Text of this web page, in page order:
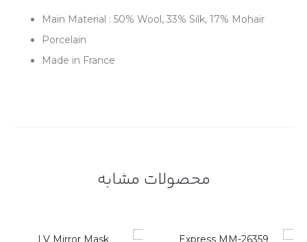
Main Material : 50% Wool, 33% Silk, 17% Mohair
Porcelain
Made in France
محصولات مشابه